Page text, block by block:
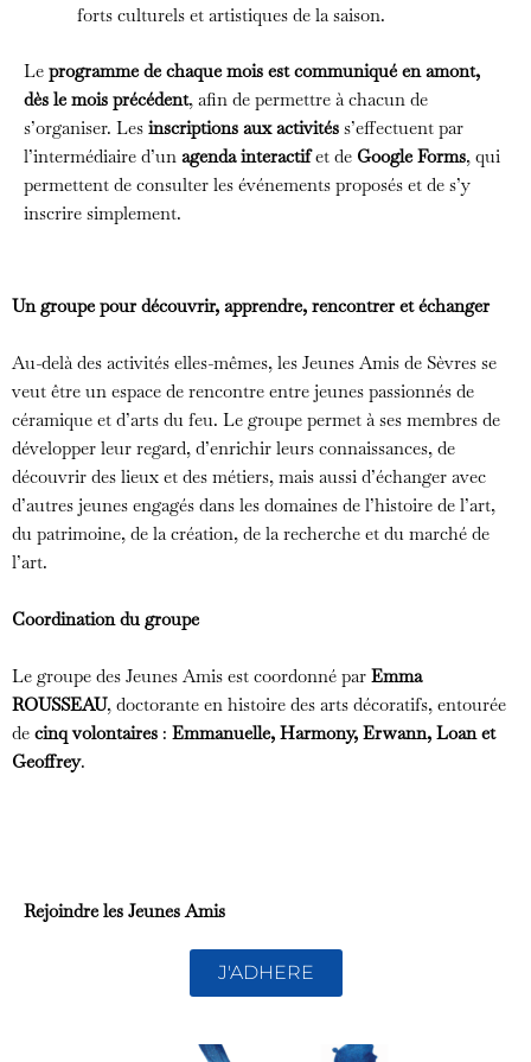
forts culturels et artistiques de la saison.
Le programme de chaque mois est communiqué en amont,
dès le mois précédent, afin de permettre à chacun de
s’organiser. Les inscriptions aux activités s’effectuent par
l’intermédiaire d’un agenda interactifet de Google Forms, qui
permettent de consulter les événements proposés et de s’y
inscrire simplement.
Un groupe pour découvrir, apprendre, rencontrer et échanger
Au-delà des activités elles-mêmes, les Jeunes Amis de Sèvres se
veut être un espace de rencontre entre jeunes passionnés de
céramique et d’arts du feu. Le groupe permet à ses membres de
développer leur regard, d’enrichir leurs connaissances, de
découvrir des lieux et des métiers, mais aussi d’échanger avec
d’autres jeunes engagés dans les domaines de l’histoire de l’art,
du patrimoine, de la création, de la recherche et du marché de
l’art.
Coordination du groupe
Le groupe des Jeunes Amis est coordonné par Emma
ROUSSEAU, doctorante en histoire des arts décoratifs, entourée
de cinq volontaires : Emmanuelle, Harmony, Erwann, Loan et
Geoffrey.
Rejoindre les Jeunes Amis
J'ADHERE